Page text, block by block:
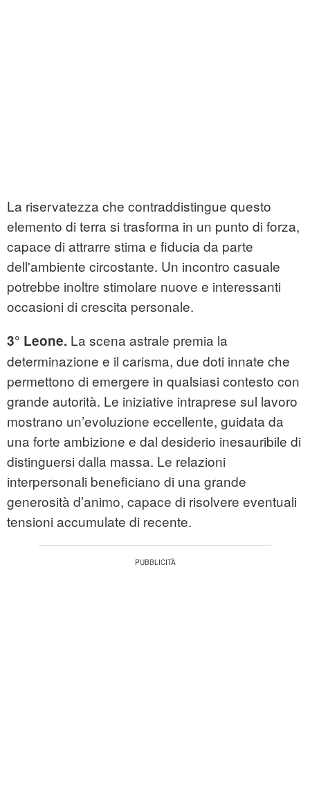
La riservatezza che contraddistingue questo
elemento di terra si trasforma in un punto di forza,
capace di attrarre stima e fiducia da parte
dell'ambiente circostante. Un incontro casuale
potrebbe inoltre stimolare nuove e interessanti
occasioni di crescita personale.
3° Leone. La scena astrale premia la
determinazione e il carisma, due doti innate che
permettono di emergere in qualsiasi contesto con
grande autorità. Le iniziative intraprese sul lavoro
mostrano un’evoluzione eccellente, guidata da
una forte ambizione e dal desiderio inesauribile di
distinguersi dalla massa. Le relazioni
interpersonali beneficiano di una grande
generosità d’animo, capace di risolvere eventuali
tensioni accumulate di recente.